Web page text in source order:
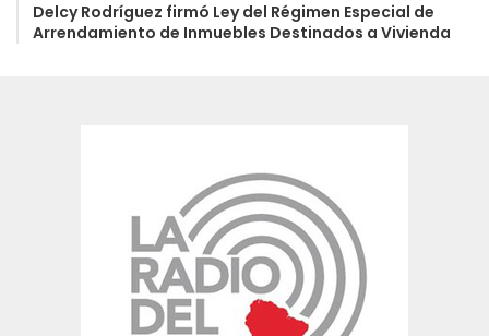
Delcy Rodríguez firmó Ley del Régimen Especial de
Arrendamiento de Inmuebles Destinados a Vivienda